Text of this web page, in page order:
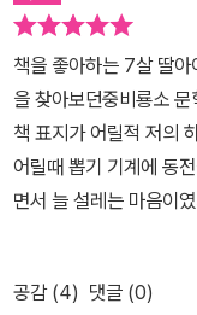
자아이에게, 판타지 속
있겠다. 문학작품을 읽
우리 사는 세상이 조금
훌륭히 한다. 엄혹한 추
없지만 함께 해서 견딜
래서 나도 손을 흔들었
지 않고 평소처럼 대하
회복하는데 도움되는 물
한다는 말이 아닌, 치료
의 사랑을 알리는 것보
중요하기 때문일것이다
는 일이다. 정신적인 상
이 낫고싶어하는 의지
은 아이가 얼마나 불쌍
다. 아이가 큰 상처를 받
책을 좋아하는 7살 딸
을 찾아보던중비룡소
책 표지가 어릴적 저의
어릴때 뽑기 기계에 동
면서 늘 설레는 마음이
자꾸 눈물이 나와서 몇
면서 몇달전 돌아가신
공감 (4) 댓글 (0)